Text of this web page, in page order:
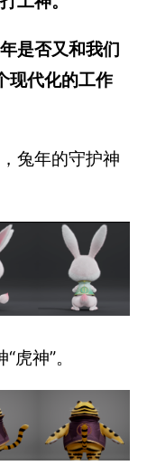
是否又和我们
现代化的工作
兔年的守护神
神”。